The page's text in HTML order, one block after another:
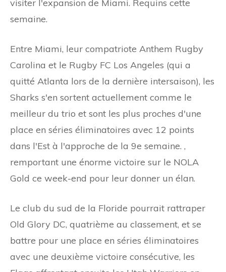
visiter l'expansion de Miami. Requins cette
semaine.
Entre Miami, leur compatriote Anthem Rugby
Carolina et le Rugby FC Los Angeles (qui a
quitté Atlanta lors de la dernière intersaison), les
Sharks s'en sortent actuellement comme le
meilleur du trio et sont les plus proches d'une
place en séries éliminatoires avec 12 points
dans l'Est à l'approche de la 9e semaine. ,
remportant une énorme victoire sur le NOLA
Gold ce week-end pour leur donner un élan.
Le club du sud de la Floride pourrait rattraper
Old Glory DC, quatrième au classement, et se
battre pour une place en séries éliminatoires
avec une deuxième victoire consécutive, les